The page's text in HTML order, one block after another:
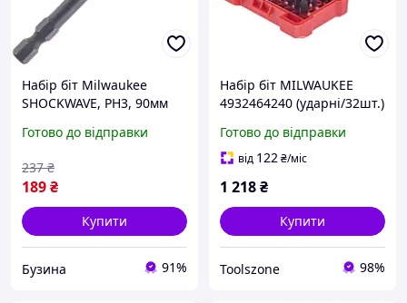
Набір біт Milwaukee
SHOCKWAVE, PH3, 90мм
Готово до відправки
189₴
237 ₴
Купити
Бузина 91%
Набір біт MILWAUKEE
4932464240 (ударні/32шт.)
Готово до відправки
від 122₴/міс
1 218₴
Купити
Toolszone 98%